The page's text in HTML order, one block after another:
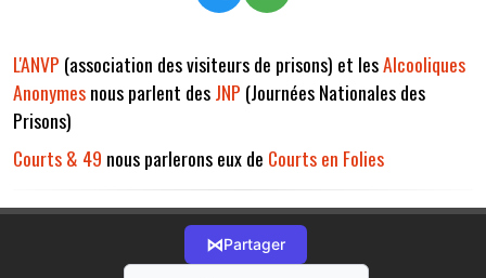
L'ANVP (association des visiteurs de prisons) et lesAlcooliques
Anonymesnous parlent desJNP (Journées Nationales des
Prisons)
Courts & 49 nous parlerons eux de Courts en Folies
⋈Partager